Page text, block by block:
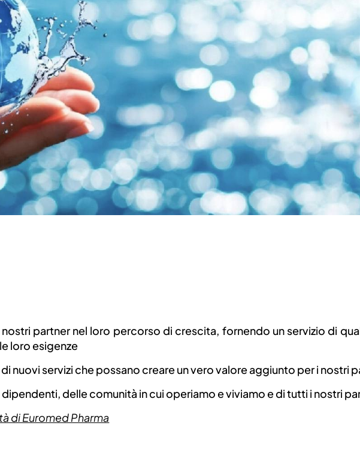
partner nel loro percorso di crescita, fornendo un servizio di
loro esigenze
nuovi servizi che possano creare un vero valore aggiunto per i nostri
delle comunità in cui operiamo e viviamo e di tutti i nostri
di Euromed Pharma